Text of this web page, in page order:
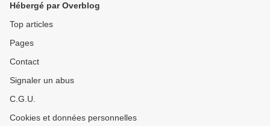
Hébergé par Overblog
Top articles
Pages
Contact
Signaler un abus
C.G.U.
Cookies et données personnelles